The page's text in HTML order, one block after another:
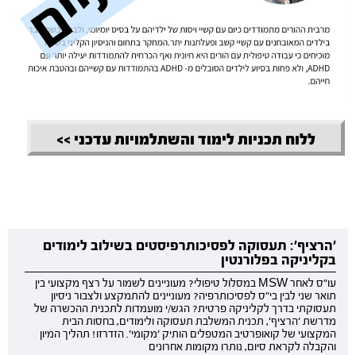
ללוח תכניות לימוד והשתלמויות עדכני >>
'הרציף': תעסוקה לפסיכותרפיסטים בשילוב לימודים
בקליניקה בפלורנטין
עו"ס לאחר MSW במסלול טיפולי? מעוניינים לשמור על רצף מקצועי בין
תואר שני לבין בי"ס לפסיכותרפיה? מעוניינים להתמקצע ולצבור ניסיון
תעסוקתי בדרך לקליניקה פרטית? הגש/י מועמדות לתכנית ההכשרה של
מדרשת 'הרציף', תכנית המשלבת תעסוקה ולימודים, בחסות הבית
המקצועי של קואופרטיב המטפלים הותיק 'מקומי'. הזדרזו! תהליך המיון
והקבלה לקראת סיום, נותרו מקומות אחרונים